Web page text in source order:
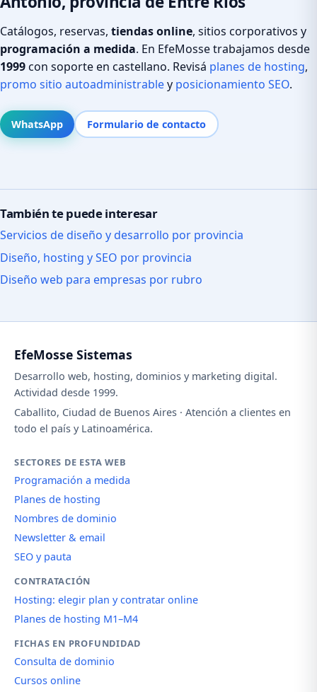
Catálogos, reservas, tiendas online, sitios corporativos y
programación a medida. En EfeMosse trabajamos desde
1999con soporte en castellano. Revisá planes de hosting,
promo sitio autoadministrabley posicionamiento SEO.
WhatsApp Formulario de contacto
También te puede interesar
Servicios de diseño y desarrollo por provincia
Diseño, hosting y SEO por provincia
Diseño web para empresas por rubro
EfeMosse Sistemas
Desarrollo web, hosting, dominios y marketing digital.
Actividad desde 1999.
Caballito, Ciudad de Buenos Aires · Atención a clientes en
todo el país y Latinoamérica.
SECTORES DE ESTA WEB
Programación a medida
Planes de hosting
Nombres de dominio
Newsletter & email
SEO y pauta
CONTRATACIÓN
Hosting: elegir plan y contratar online
Planes de hosting M1–M4
FICHAS EN PROFUNDIDAD
Consulta de dominio
Cursos online